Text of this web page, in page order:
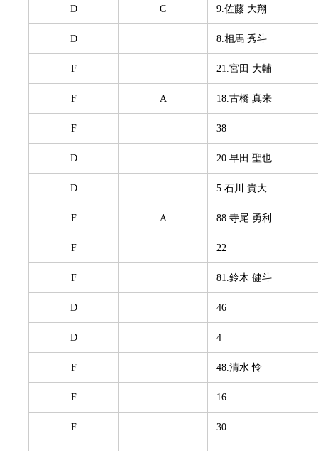
D C 9.佐藤 大翔
D 8.相馬 秀斗
F 21.宮田 大輔
F A 18.古橋 真来
F 38
D 20.早田 聖也
D 5.石川 貴大
F A 88.寺尾 勇利
F 22
F 81.鈴木 健斗
D 46
D 4
F 48.清水 怜
F 16
F 30